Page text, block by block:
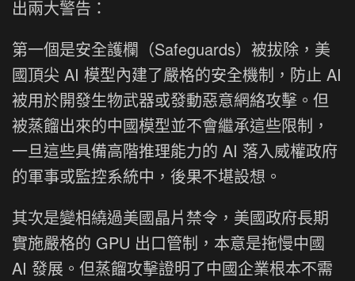
出兩大警告：
第一個是安全護欄（Safeguards）被拔除，美
國頂尖 AI 模型內建了嚴格的安全機制，防止 AI
被用於開發生物武器或發動惡意網絡攻擊。但
被蒸餾出來的中國模型並不會繼承這些限制，
一旦這些具備高階推理能力的 AI 落入威權政府
的軍事或監控系統中，後果不堪設想。
其次是變相繞過美國晶片禁令，美國政府長期
實施嚴格的 GPU 出口管制，本意是拖慢中國
AI 發展。但蒸餾攻擊證明了中國企業根本不需